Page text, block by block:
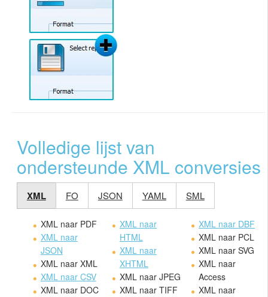
Volledige lijst van
ondersteunde XML conversies
XML FO JSON YAML SML
XML naar PDF
XML naar
JSON
XML naar XML
XML naar CSV
XML naar DOC
XML naar
HTML
XML naar
XHTML
XML naar JPEG
XML naar TIFF
XML naar DBF
XML naar PCL
XML naar SVG
XML naar
Access
XML naar